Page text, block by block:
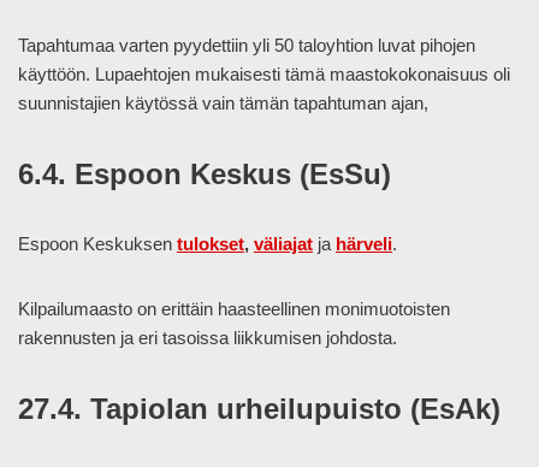
Tapahtumaa varten pyydettiin yli 50 taloyhtion luvat pihojen
käyttöön. Lupaehtojen mukaisesti tämä maastokokonaisuus oli
suunnistajien käytössä vain tämän tapahtuman ajan,
6.4. Espoon Keskus (EsSu)
Espoon Keskuksen tulokset, väliajat ja härveli.
Kilpailumaasto on erittäin haasteellinen monimuotoisten
rakennusten ja eri tasoissa liikkumisen johdosta.
27.4. Tapiolan urheilupuisto (EsAk)